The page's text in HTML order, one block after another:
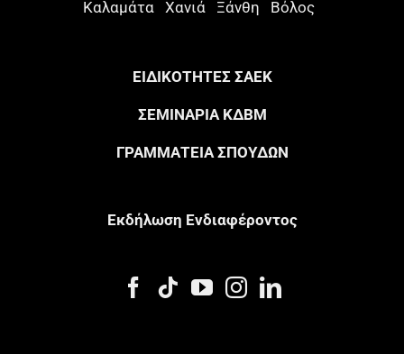
Καλαμάτα
Χανιά Ξάνθη Βόλος
ΕΙΔΙΚΟΤΗΤΕΣ ΣΑΕΚ
ΣΕΜΙΝΑΡΙΑ ΚΔΒΜ
ΓΡΑΜΜΑΤΕΙΑ ΣΠΟΥΔΩΝ
Eκδήλωση Eνδιαφέροντος